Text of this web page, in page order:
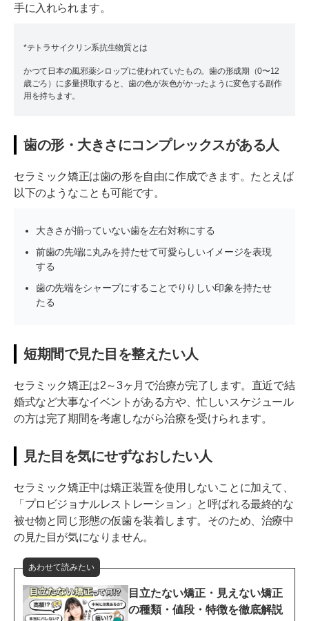
手に入れられます。
*テトラサイクリン系抗生物質とは
かつて日本の風邪薬シロップに使われていたもの。歯の形成期（0〜12
歳ごろ）に多量摂取すると、歯の色が灰色がかったように変色する副作
用を持ちます。
歯の形・大きさにコンプレックスがある人
セラミック矯正は歯の形を自由に作成できます。たとえば
以下のようなことも可能です。
大きさが揃っていない歯を左右対称にする
前歯の先端に丸みを持たせて可愛らしいイメージを表現
する
歯の先端をシャープにすることでりりしい印象を持たせ
たる
短期間で見た目を整えたい人
セラミック矯正は2～3ヶ月で治療が完了します。直近で結
婚式など大事なイベントがある方や、忙しいスケジュール
の方は完了期間を考慮しながら治療を受けられます。
見た目を気にせずなおしたい人
セラミック矯正中は矯正装置を使用しないことに加えて、
「プロビジョナルレストレーション」と呼ばれる最終的な
被せ物と同じ形態の仮歯を装着します。そのため、治療中
の見た目が気になりません。
あわせて読みたい
目立たない矯正・見えない矯正
の種類・値段・特徴を徹底解説